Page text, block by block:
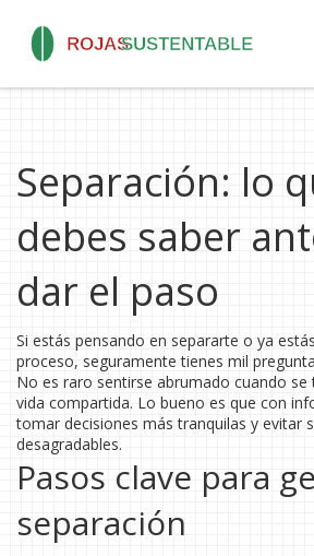
Separación: lo
debes saber
dar el paso
Si estás pensando en separarte o ya
proceso, seguramente tienes mil
No es raro sentirse abrumado cuando se
vida compartida. Lo bueno es que con
tomar decisiones más tranquilas y evitar
desagradables.
Pasos clave para
separación